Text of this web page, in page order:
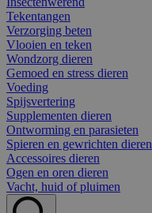
Tekentangen
Verzorging beten
Vlooien en teken
Wondzorg dieren
Gemoed en stress dieren
Voeding
Spijsvertering
Supplementen dieren
Ontworming en parasieten
Spieren en gewrichten dieren
Accessoires dieren
Ogen en oren dieren
Vacht, huid of pluimen